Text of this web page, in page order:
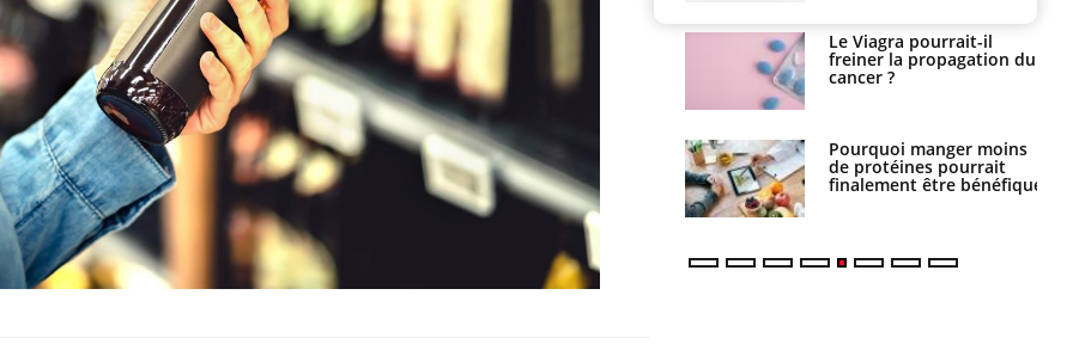
Les médicaments GLP-1
protègent-ils aussi les os
?
Cytomégalovirus : ce qui
change dans la prise en
charge des femmes
enceintes
elle enfin ?
Pourquoi votre ventre
gâche-t-il les premiers
jours de vos vacances ?
Le Viagra pourrait-il
freiner la propagation du
cancer ?
Pourquoi manger moins
de protéines pourrait
finalement être bénéfique